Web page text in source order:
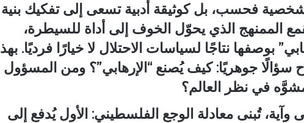
شخصية فحسب، بل كوثيقة أدبية تسعى إلى تفكيك بنية
الممنهج الذي يحوّل الخوف إلى أداة للسيطرة،
بوصفها نتاجًا لسياسات الاحتلال لا خيارًا فرديًا. بهذا
سؤالًا جوهريًا: كيف يُصنع “الإرهابي”؟ ومن المسؤول
في نظر العالم؟
تُبنى معادلة الوجع الفلسطيني: الأول يُدفع إلى